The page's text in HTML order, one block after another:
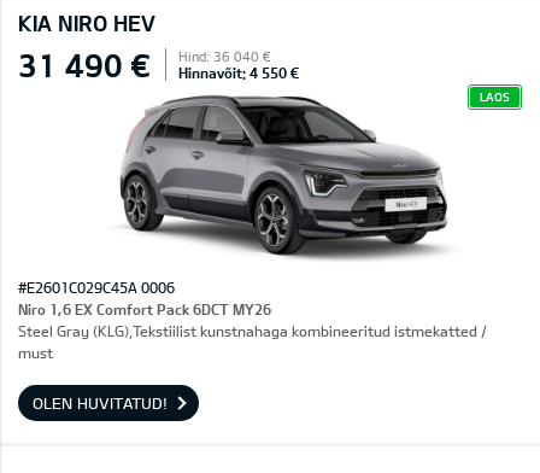
KIA NIRO HEV
31 490 € Hind: 36 040 €
Hinnavõit: 4 550 €
LAOS
#E2601C029C45A 0006
Niro 1,6 EX Comfort Pack 6DCT MY26
Steel Gray (KLG),Tekstiilist kunstnahaga kombineeritud istmekatted /
must
OLEN HUVITATUD!